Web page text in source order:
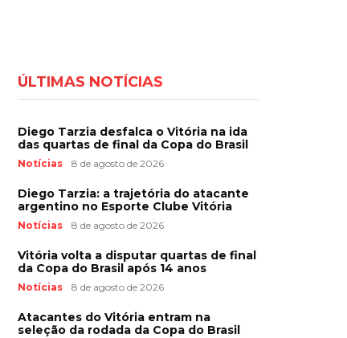
ÚLTIMAS NOTÍCIAS
Diego Tarzia desfalca o Vitória na ida
das quartas de final da Copa do Brasil
Notícias 8 de agosto de 2026
Diego Tarzia: a trajetória do atacante
argentino no Esporte Clube Vitória
Notícias 8 de agosto de 2026
Vitória volta a disputar quartas de final
da Copa do Brasil após 14 anos
Notícias 8 de agosto de 2026
Atacantes do Vitória entram na
seleção da rodada da Copa do Brasil